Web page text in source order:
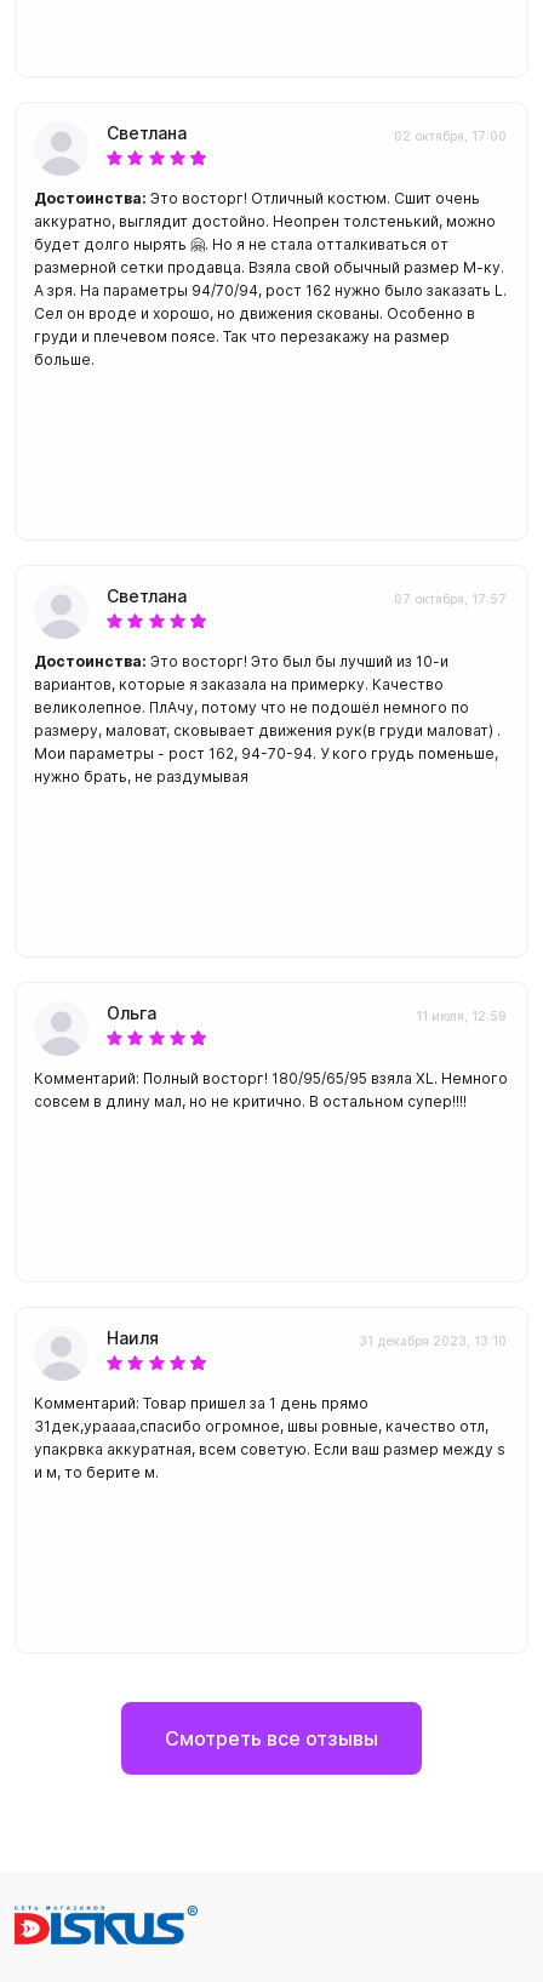
Светлана 02 октября, 17:00
Достоинства: Это восторг! Отличный костюм. Сшит очень
аккуратно, выглядит достойно. Неопрен толстенький, можно
будет долго нырять 🤗. Но я не стала отталкиваться от
размерной сетки продавца. Взяла свой обычный размер М-ку.
А зря. На параметры 94/70/94, рост 162 нужно было заказать L.
Сел он вроде и хорошо, но движения скованы. Особенно в
груди и плечевом поясе. Так что перезакажу на размер
больше.
Светлана 07 октября, 17:57
Достоинства: Это восторг! Это был бы лучший из 10-и
вариантов, которые я заказала на примерку. Качество
великолепное. ПлАчу, потому что не подошёл немного по
размеру, маловат, сковывает движения рук(в груди маловат) .
Мои параметры - рост 162, 94-70-94. У кого грудь поменьше,
нужно брать, не раздумывая
Ольга 11 июля, 12:59
Комментарий: Полный восторг! 180/95/65/95 взяла XL. Немного
совсем в длину мал, но не критично. В остальном супер!!!!
Наиля 31 декабря 2023, 13:10
Комментарий: Товар пришел за 1 день прямо
31дек,ураааа,спасибо огромное, швы ровные, качество отл,
упакрвка аккуратная, всем советую. Если ваш размер между s
и м, то берите м.
Смотреть все отзывы